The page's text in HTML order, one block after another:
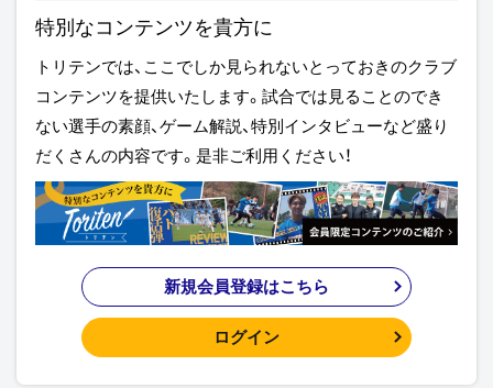
特別なコンテンツを貴方に
トリテンでは、ここでしか見られないとっておきのクラブ
コンテンツを提供いたします。試合では見ることのでき
ない選手の素顔、ゲーム解説、特別インタビューなど盛り
だくさんの内容です。是非ご利用ください！
新規会員登録はこちら
ログイン